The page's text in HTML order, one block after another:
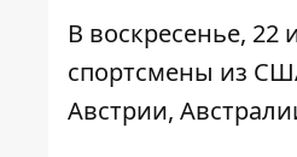
В воскресенье,
спортсмены из
Австрии,